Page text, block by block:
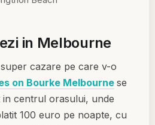
in Melbourne
cazare pe care v-o
on Bourke Melbourne se
centrul orasului, unde
100 euro pe noapte, cu